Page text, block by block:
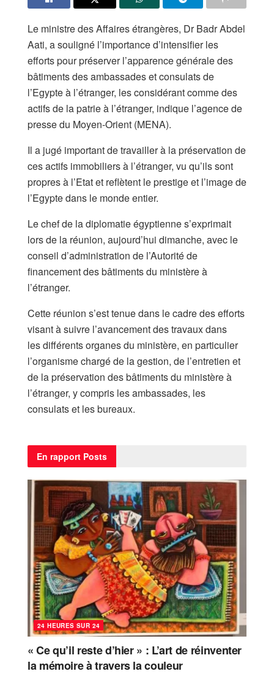
Le ministre des Affaires étrangères, Dr Badr Abdel
Aati, a souligné l’importance d’intensifier les
efforts pour préserver l’apparence générale des
bâtiments des ambassades et consulats de
l’Egypte à l’étranger, les considérant comme des
actifs de la patrie à l’étranger, indique l’agence de
presse du Moyen-Orient (MENA).
Il a jugé important de travailler à la préservation de
ces actifs immobiliers à l’étranger, vu qu’ils sont
propres à l’Etat et reflètent le prestige et l’image de
l’Egypte dans le monde entier.
Le chef de la diplomatie égyptienne s’exprimait
lors de la réunion, aujourd’hui dimanche, avec le
conseil d’administration de l’Autorité de
financement des bâtiments du ministère à
l’étranger.
Cette réunion s’est tenue dans le cadre des efforts
visant à suivre l’avancement des travaux dans
les différents organes du ministère, en particulier
l’organisme chargé de la gestion, de l’entretien et
de la préservation des bâtiments du ministère à
l’étranger, y compris les ambassades, les
consulats et les bureaux.
En rapport Posts
24 HEURES SUR 24
« Ce qu’il reste d’hier » : L’art de réinventer
la mémoire à travers la couleur